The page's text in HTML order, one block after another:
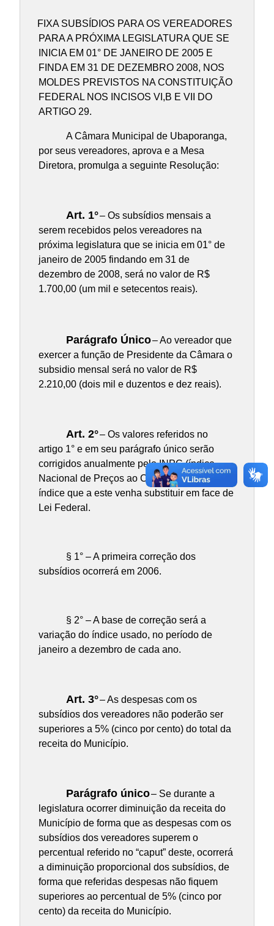
FIXA SUBSÍDIOS PARA OS VEREADORES
PARA A PRÓXIMA LEGISLATURA QUE SE
INICIA EM 01° DE JANEIRO DE 2005 E
FINDA EM 31 DE DEZEMBRO 2008, NOS
MOLDES PREVISTOS NA CONSTITUIÇÃO
FEDERAL NOS INCISOS VI,B E VII DO
ARTIGO 29.
A Câmara Municipal de Ubaporanga,
por seus vereadores, aprova e a Mesa
Diretora, promulga a seguinte Resolução:
Art. 1°– Os subsídios mensais a
serem recebidos pelos vereadores na
próxima legislatura que se inicia em 01° de
janeiro de 2005 findando em 31 de
dezembro de 2008, será no valor de R$
1.700,00 (um mil e setecentos reais).
Parágrafo Único– Ao vereador que
exercer a função de Presidente da Câmara o
subsidio mensal será no valor de R$
2.210,00 (dois mil e duzentos e dez reais).
Art. 2°– Os valores referidos no
artigo 1° e em seu parágrafo único serão
corrigidos anualmente pelo INPC (índice
Nacional de Preços ao Consumidor) ou outro
índice que a este venha substituir em face de
Lei Federal.
§ 1° – A primeira correção dos
subsídios ocorrerá em 2006.
§ 2° – A base de correção será a
variação do índice usado, no período de
janeiro a dezembro de cada ano.
Art. 3°– As despesas com os
subsídios dos vereadores não poderão ser
superiores a 5% (cinco por cento) do total da
receita do Município.
Parágrafo único– Se durante a
legislatura ocorrer diminuição da receita do
Município de forma que as despesas com os
subsídios dos vereadores superem o
percentual referido no “caput” deste, ocorrerá
a diminuição proporcional dos subsídios, de
forma que referidas despesas não fiquem
superiores ao percentual de 5% (cinco por
cento) da receita do Município.